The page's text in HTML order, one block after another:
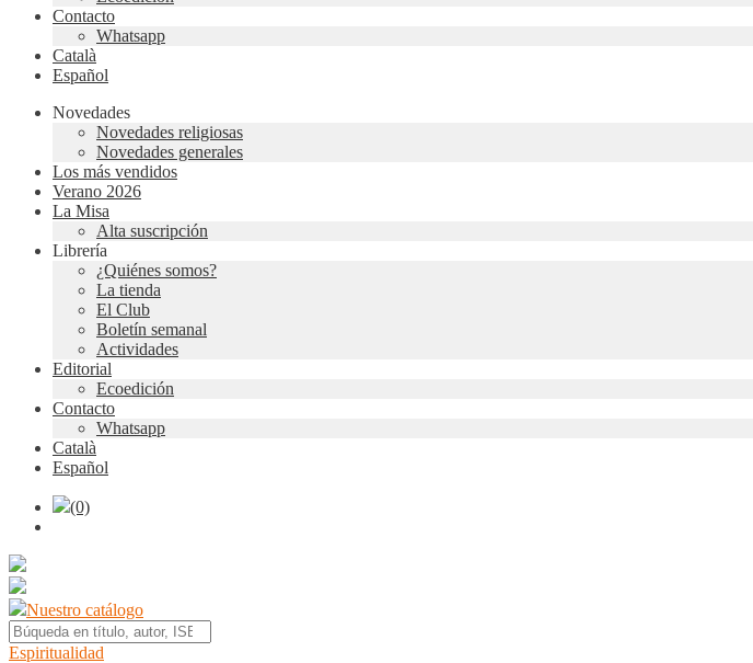
Contacto
Whatsapp
Català
Español
Novedades
Novedades religiosas
Novedades generales
Los más vendidos
Verano 2026
La Misa
Alta suscripción
Librería
¿Quiénes somos?
La tienda
El Club
Boletín semanal
Actividades
Editorial
Ecoedición
Contacto
Whatsapp
Català
Español
(0)
Nuestro catálogo
Espiritualidad